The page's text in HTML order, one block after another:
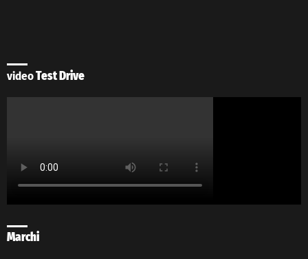
videoTest Drive
Marchi